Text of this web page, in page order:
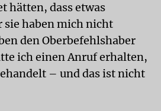
hätten, dass etwas
sie haben mich nicht
den Oberbefehlshaber
ich einen Anruf erhalten,
– und das ist nicht